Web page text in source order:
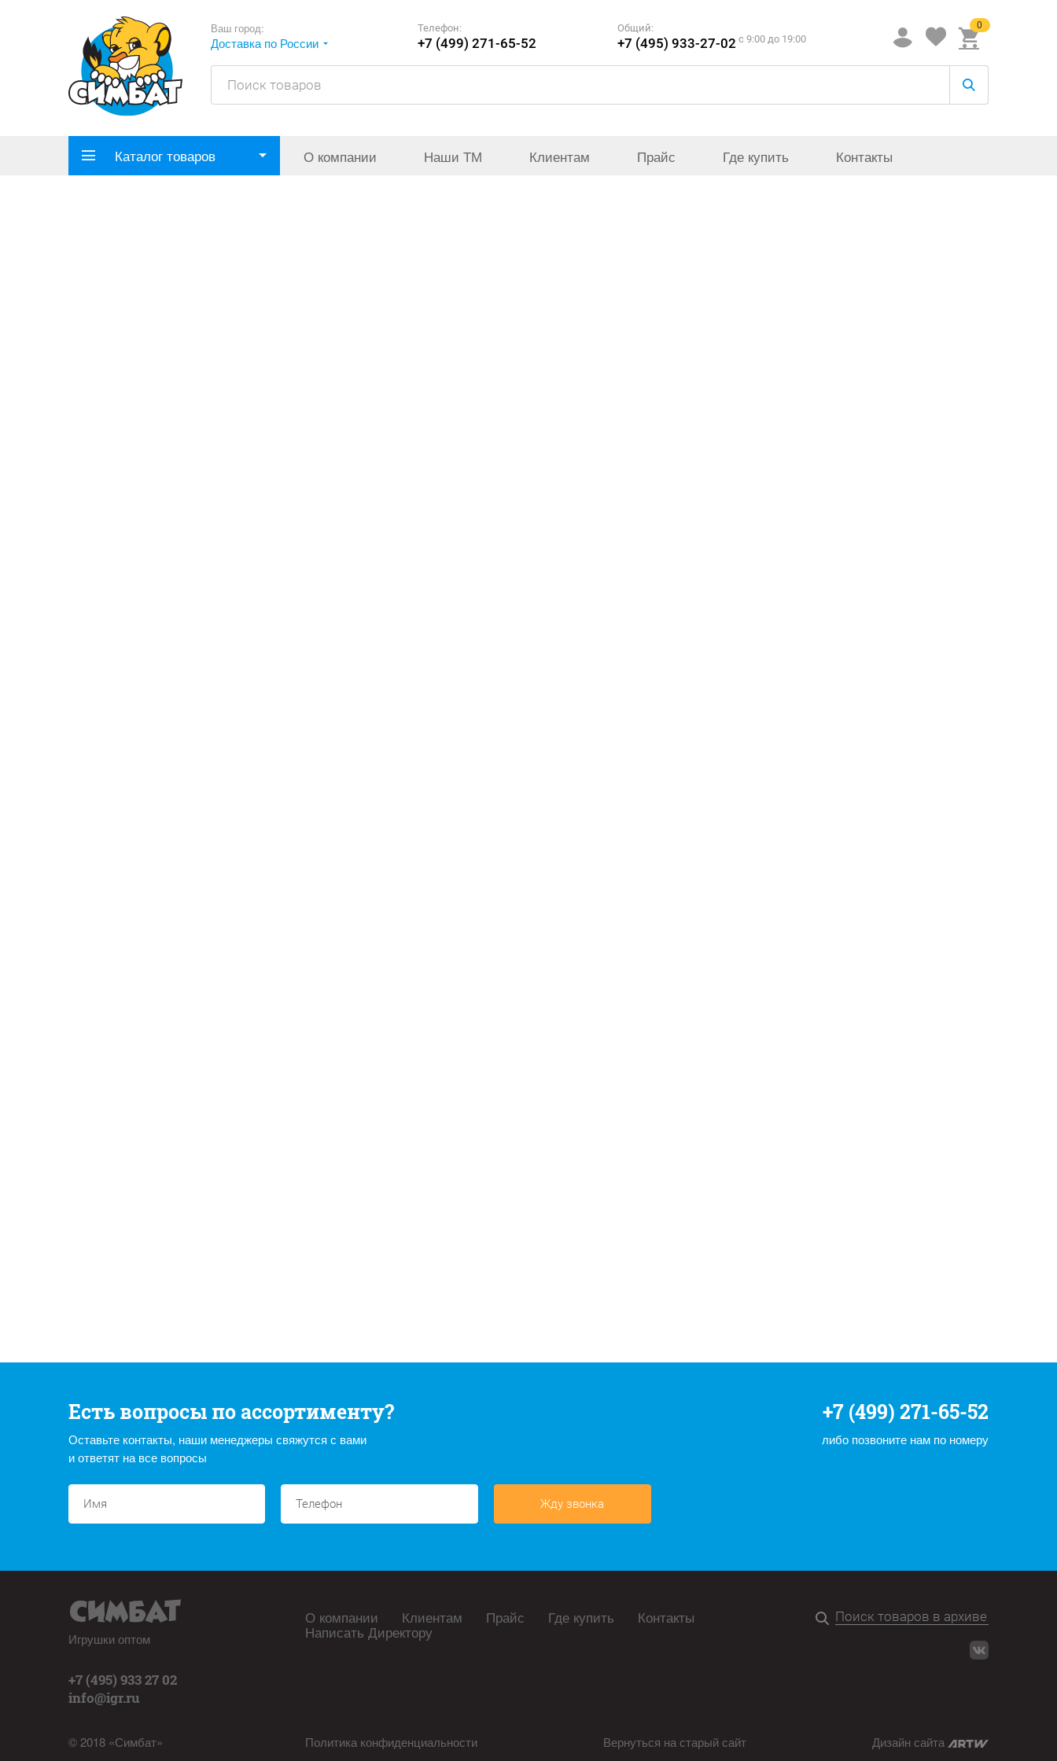
Ваш город:
Доставка по России
Телефон:
+7 (499) 271-65-52
Общий:
+7 (495) 933-27-02 c 9:00 до 19:00
0
Каталог товаров О компании Наши ТМ Клиентам Прайс Где купить Контакты
Есть вопросы по ассортименту?
Оставьте контакты, наши менеджеры свяжутся с вами
и ответят на все вопросы
+7 (499) 271-65-52
либо позвоните нам по номеру
Жду звонка
Игрушки оптом
+7 (495) 933 27 02
info@igr.ru
© 2018 «Симбат»
О компании Клиентам Прайс Где купить Контакты
Написать Директору
Политика конфиденциальности Вернуться на старый сайт Дизайн сайта